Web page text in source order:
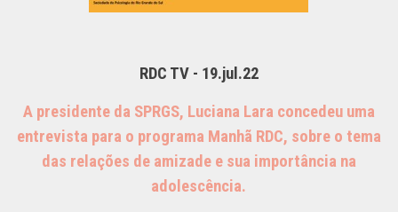
RDC TV - 19.jul.22
A presidente da SPRGS, Luciana Lara concedeu uma
entrevista para o programa Manhã RDC, sobre o tema
das relações de amizade e sua importância na
adolescência.